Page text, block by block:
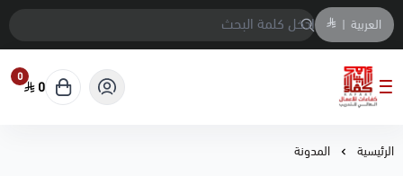
العربية |
معهد كفاءات الاعمال العالي للتدريب
0
0
الرئيسية المدونة